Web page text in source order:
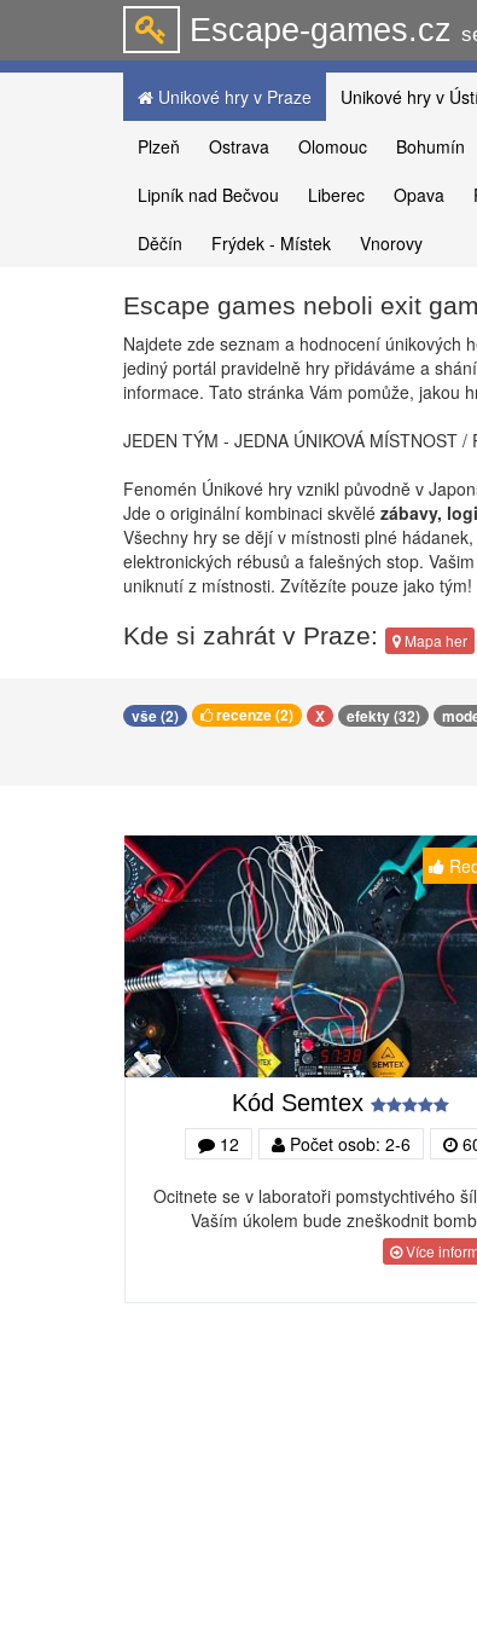
Escape-games.cz
Unikové hry v Praze Unikové hry v
Plzeň Ostrava Olomouc Bohumín
Lipník nad Bečvou
Liberec Opava
Děčín
Frýdek - Místek Vnorovy
Escape games neboli exit
Najdete zde seznam a hodnocení únikových
jediný portál pravidelně hry přidáváme a
informace. Tato stránka Vám pomůže, jakou
JEDEN TÝM - JEDNA ÚNIKOVÁ MÍSTNOST /
Fenomén Únikové hry vznikl původně v
Jde o originální kombinaci skvělé zábavy,
Všechny hry se dějí v místnosti plné
elektronických rébusů a falešných stop.
uniknutí z místnosti. Zvítězíte pouze jako tým!
Kde si zahrát v Praze: Mapa her
12.11.2025 -Tomas přidal komentář
na hru
Únik z čarodějnic...
hru
vše (2) recenze (2) X efekty (32)
Kód Semtex
12 Počet osob: 2-6
Ocitnete se v laboratoři pomstychtivého
Vaším úkolem bude zneškodnit
Více